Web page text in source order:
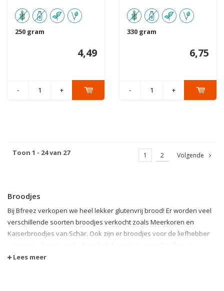
250 gram
4,49
- +
330 gram
6,75
- +
Toon 1 - 24 van 27 1 2 Volgende
Broodjes
Bij Bfreez verkopen we heel lekker glutenvrij brood! Er worden veel
verschillende soorten broodjes verkocht zoals Meerkoren en
Kaiserbroodjes van Schär. Ook zijn er broodjes voor de liefhebber
croissants.
Lees meer